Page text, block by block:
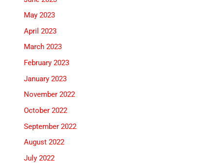
May 2023
April 2023
March 2023
February 2023
January 2023
November 2022
October 2022
September 2022
August 2022
July 2022